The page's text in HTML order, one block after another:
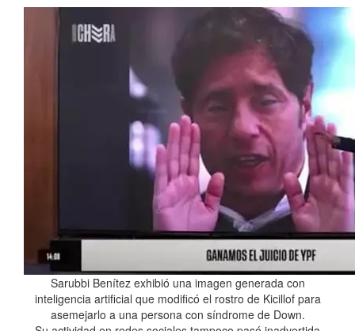
Sarubbi Benítez exhibió una imagen generada con
inteligencia artificial que modificó el rostro de Kicillof para
asemejarlo a una persona con síndrome de Down.